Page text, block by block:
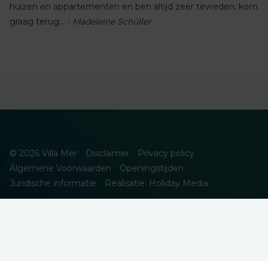
huizen en appartementen en ben altijd zeer tevreden, kom
graag terug... - Madeleine Schüller
© 2026 Villa Mer Disclaimer
Privacy policy
Algemene Voorwaarden
Openingstijden
Juridische informatie
Realisatie: Holiday Media